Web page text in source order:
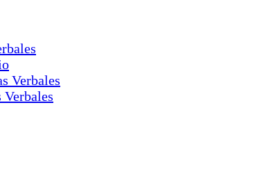
Verbales